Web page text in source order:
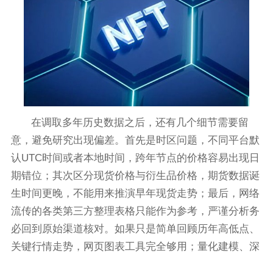
在调取多年历史数据之后，还有几个细节需要留
意，避免研究出现偏差。首先是时区问题，不同平台默
认UTC时间或者本地时间，跨年节点的价格容易出现日
期错位；其次区分现货价格与衍生品价格，期货数据诞
生时间更晚，不能用来推演早年现货走势；最后，网络
流传的各类第三方整理表格只能作为参考，严谨分析务
必回到原始渠道核对。如果只是简单回顾历年高低点、
关键行情走势，网页图表工具完全够用；量化建模、深